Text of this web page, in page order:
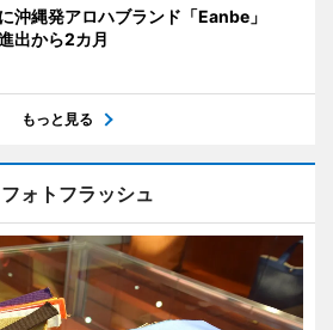
沖縄発アロハブランド「Eanbe」
出から2カ月
もっと見る
フォトフラッシュ